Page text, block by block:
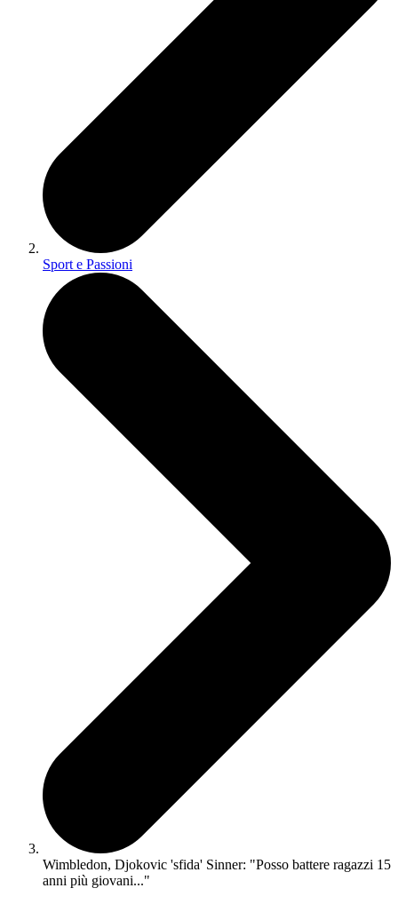
Sport e Passioni
Wimbledon, Djokovic 'sfida' Sinner: "Posso battere ragazzi 15
anni più giovani..."